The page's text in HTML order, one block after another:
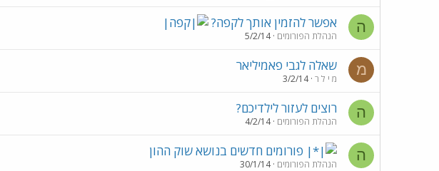
ה אפשר להזמין אותך לקפה?
הנהלת הפורומים 5/2/14
מ שאלה לגבי פאמיליאר
מ י ל ר 3/2/14
ה רוצים לעזור לילדיכם?
הנהלת הפורומים 4/2/14
ה פורומים חדשים בנושא שוק ההון
הנהלת הפורומים 30/1/14